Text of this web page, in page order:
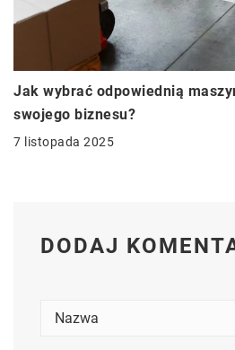
Jak wybrać odpowiednią
swojego biznesu?
7 listopada 2025
DODAJ